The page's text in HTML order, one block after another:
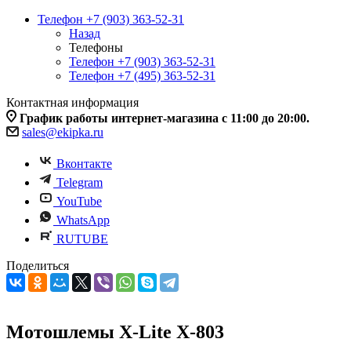
Телефон +7 (903) 363-52-31
Назад
Телефоны
Телефон +7 (903) 363-52-31
Телефон +7 (495) 363-52-31
Контактная информация
График работы интернет-магазина с 11:00 до 20:00.
sales@ekipka.ru
Вконтакте
Telegram
YouTube
WhatsApp
RUTUBE
Поделиться
Мотошлемы X-Lite X-803